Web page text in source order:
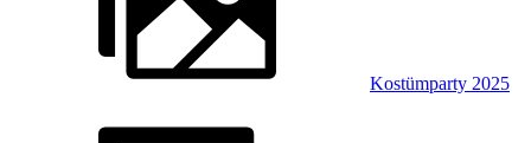
Kostümparty 2025